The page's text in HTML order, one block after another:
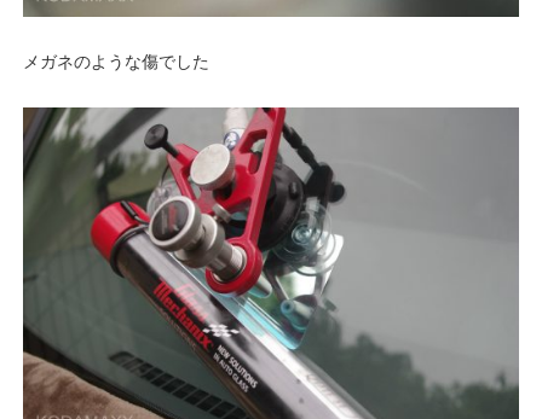
メガネのような傷でした